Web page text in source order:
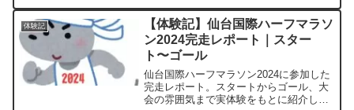
体験記
【体験記】仙台国際ハーフマラソ
ン2024完走レポート｜スター
ト〜ゴール
仙台国際ハーフマラソン2024に参加した
完走レポート。スタートからゴール、大
会の雰囲気まで実体験をもとに紹介しま